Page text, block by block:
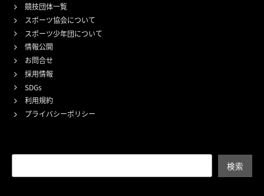
競技団体一覧
スポーツ協会について
スポーツ少年団について
情報公開
お問合せ
採用情報
SDGs
利用規約
プライバシーポリシー
検索